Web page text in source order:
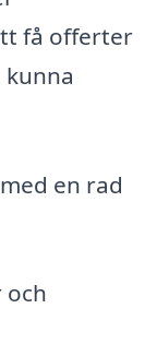
få offerter
en rad